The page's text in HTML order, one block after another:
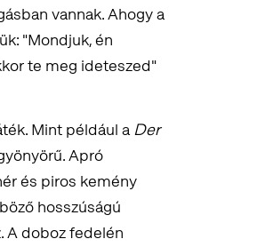
vannak. Ahogy a
"Mondjuk, én
te meg ideteszed"
Mint például aDer
Apró
és piros kemény
hosszúságú
A doboz fedelén